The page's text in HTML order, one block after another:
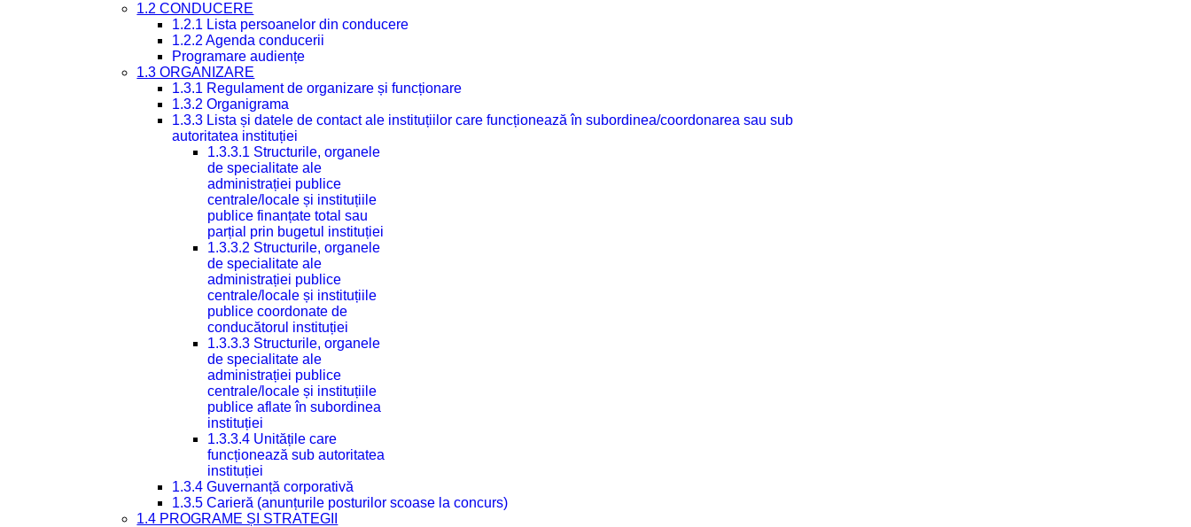
1.2 CONDUCERE
1.2.1 Lista persoanelor din conducere
1.2.2 Agenda conducerii
Programare audiențe
1.3 ORGANIZARE
1.3.1 Regulament de organizare și funcționare
1.3.2 Organigrama
1.3.3 Lista și datele de contact ale instituțiilor care funcționează în subordinea/coordonarea sau sub
autoritatea instituției
1.3.3.1 Structurile, organele
de specialitate ale
administrației publice
centrale/locale și instituțiile
publice finanțate total sau
parțial prin bugetul instituției
1.3.3.2 Structurile, organele
de specialitate ale
administrației publice
centrale/locale și instituțiile
publice coordonate de
conducătorul instituției
1.3.3.3 Structurile, organele
de specialitate ale
administrației publice
centrale/locale și instituțiile
publice aflate în subordinea
instituției
1.3.3.4 Unitățile care
funcționează sub autoritatea
instituției
1.3.4 Guvernanță corporativă
1.3.5 Carieră (anunțurile posturilor scoase la concurs)
1.4 PROGRAME ȘI STRATEGII